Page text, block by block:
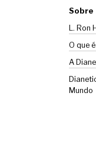
Sobre
L. Ron
O que
A
Mundo